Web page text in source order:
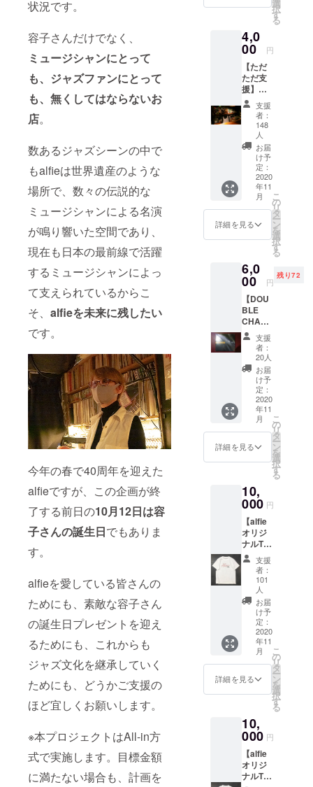
状況です。
容子さんだけでなく、
ミュージシャンにとって
も、ジャズファンにとって
も、無くしてはならないお
店。
数あるジャズシーンの中で
もalfieは世界遺産のような
場所で、数々の伝説的な
ミュージシャンによる名演
が鳴り響いた空間であり、
現在も日本の最前線で活躍
するミュージシャンによっ
て支えられているからこ
そ、 alfieを未来に残したい
です。
今年の春で40周年を迎えた
alfieですが、この企画が終
了する前日の10月12日は容
子さんの誕生日でもありま
す。
alfieを愛している皆さんの
ためにも、素敵な容子さん
の誕生日プレゼントを迎え
るためにも、これからも
ジャズ文化を継承していく
ためにも、どうかご支援の
ほど宜しくお願いします。
※本プロジェクトはAll-in方
式で実施します。目標金額
に満たない場合も、計画を
チャンネル
万人の「虹
色侍」の企
画・制作を
はじめ、上
場企業をは
じめ様々な
企業のCMソ
ングや社歌
作。
これまでの
共演者(敬称
略)
58、晋平
太、MC☆ニ
ガリa.k.a赤
い稲妻、DJ
ダイノジ、
虹色侍、
TATSUYA、
Fishboy(fro
m Radio
亮治、柴田
ボール
す。
選
択
す
る
4,0
00 円
【ただ
ただ支
援】
「容子
さんの
挑戦を
応援し
たい」
「alfie
を未来
に残し
たい」
そんな
チャレ
ンジを
ださる
方へ。
リター
ンはお
礼の
メール
となり
ます。
支援
者：
148
人
お届
け予
定：
2020
年11
月
詳細を見る
こ
の
リ
タ
ー
ン
を
選
択
す
る
6,0
00 円
残り72
【DOU
BLE
CHANT
】＋ お
礼の
メッ
セージ
クラ
ブ・ト
コ・シ
リーズ
（日野
元彦さ
んの遺
作）の
第二弾
BLE
CHANT
』で
す。 メ
ンバー
は、日
野元彦
（Ds)、
川嶋哲
（Ts,Ss
)、山田
（As)、
石井彰
(Pf)、安
カ川大
樹(Bs）
支援
者：
20人
お届
け予
定：
2020
年11
月
詳細を見る
こ
の
リ
タ
ー
ン
を
選
択
す
る
10,
000 円
【alfie
オリジ
ナルT
シャ
ツ】
alfieの
オリジ
ナルT
シャツ
です。
Sサイ
ズ、M
サイ
ズ、Lサ
イズ、
ズの4種
お選び
いただ
けま
す。 S
サイズ
着丈
支援
者：
101
人
お届
け予
定：
2020
年11
月
詳細を見る
こ
の
リ
タ
ー
ン
を
選
択
す
る
10,
000 円
【alfie
オリジ
ナルT